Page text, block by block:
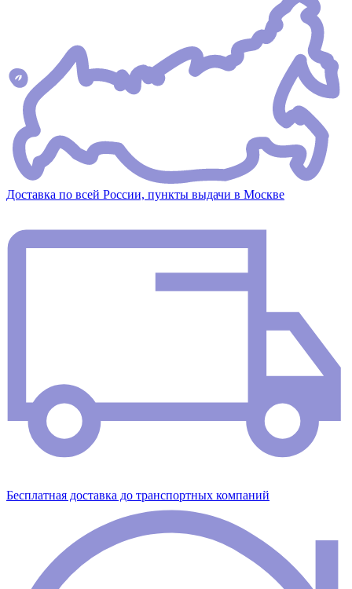
Доставка по всей России, пункты выдачи в Москве
Бесплатная доставка до транспортных компаний